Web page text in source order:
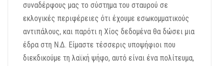
συναδέρφους μας το σύστημα του σταυρού σε
εκλογικές περιφέρειες ότι έχουμε εσωκομματικούς
αντιπάλους, και παρότι η Χίος δεδομένα θα δώσει μια
έδρα στη Ν.Δ. Είμαστε τέσσερις υποψήφιοι που
διεκδικούμε τη λαϊκή ψήφο, αυτό είναι ένα πολίτευμα,